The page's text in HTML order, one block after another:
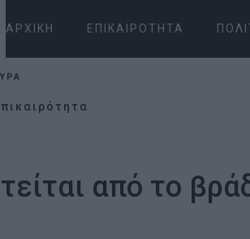
ΑΡΧΙΚΉ ΕΠΙΚΑΙΡΌΤΗΤΑ
από το